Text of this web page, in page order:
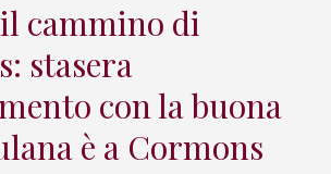
cammino di
stasera
con la buona
è a Cormons